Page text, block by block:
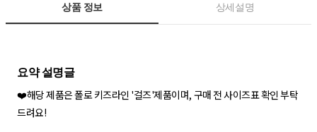
상품 정보 상세설명
요약 설명글
❤️해당 제품은 폴로 키즈라인 '걸즈'제품이며, 구매 전 사이즈표 확인 부탁
드려요!